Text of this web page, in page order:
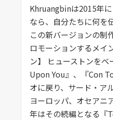
Khruangbinは2015年
なら、自分たちに何を
この新バージョンの制
ロモーションするメイ
ン】 ヒューストンを
Upon You』、『Con
オに戻り、サード・ア
ヨーロッパ、オセアニ
年はその続編となる『